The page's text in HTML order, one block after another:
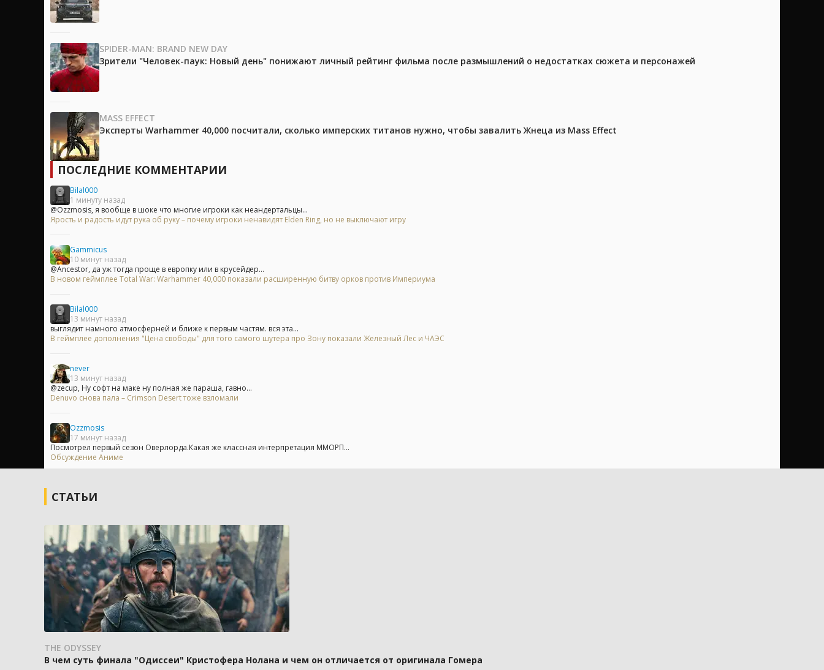
SPIDER-MAN: BRAND NEW DAY
Зрители "Человек-паук: Новый день" понижают личный рейтинг фильма после размышлений о недостатках сюжета и персонажей
MASS EFFECT
Эксперты Warhammer 40,000 посчитали, сколько имперских титанов нужно, чтобы завалить Жнеца из Mass Effect
ПОСЛЕДНИЕ КОММЕНТАРИИ
Bilal000
1 минуту назад
@Ozzmosis, я вообще в шоке что многие игроки как неандертальцы...
Ярость и радость идут рука об руку – почему игроки ненавидят Elden Ring, но не выключают игру
Gammicus
10 минут назад
@Ancestor, да уж тогда проще в европку или в крусейдер...
В новом геймплее Total War: Warhammer 40,000 показали расширенную битву орков против Империума
Bilal000
13 минут назад
выглядит намного атмосферней и ближе к первым частям. вся эта...
В геймплее дополнения "Цена свободы" для того самого шутера про Зону показали Железный Лес и ЧАЭС
never
13 минут назад
@zecup, Ну софт на маке ну полная же параша, гавно...
Denuvo снова пала – Crimson Desert тоже взломали
Ozzmosis
17 минут назад
Посмотрел первый сезон Оверлорда.Какая же классная интерпретация ММОРП...
Обсуждение Аниме
СТАТЬИ
THE ODYSSEY
В чем суть финала "Одиссеи" Кристофера Нолана и чем он отличается от оригинала Гомера